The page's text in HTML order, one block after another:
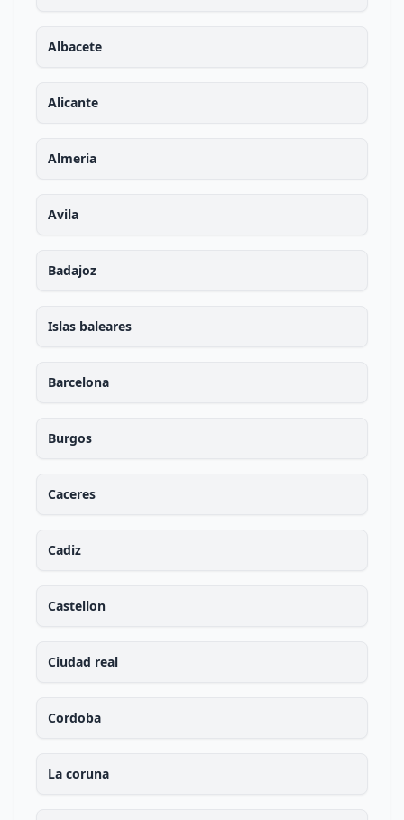
Albacete
Alicante
Almeria
Avila
Badajoz
Islas baleares
Barcelona
Burgos
Caceres
Cadiz
Castellon
Ciudad real
Cordoba
La coruna